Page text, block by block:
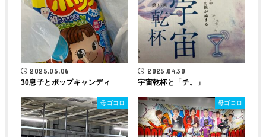
2025.05.06
30息子とポップキャンディ
2025.04.30
宇宙乾杯と「チ。」
母ゴコロ 母ゴコロ